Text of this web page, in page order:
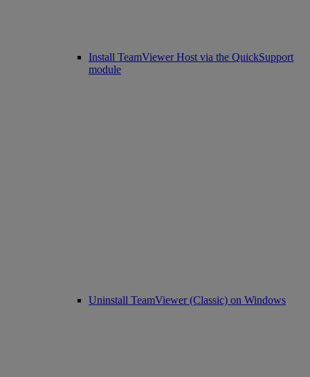
Install TeamViewer Host via the QuickSupport
module
Uninstall TeamViewer (Classic) on Windows